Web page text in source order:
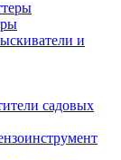
и
садовых